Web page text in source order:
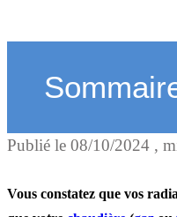
d’un
Publié le 08/10/2024 ,
Vous constatez que vos